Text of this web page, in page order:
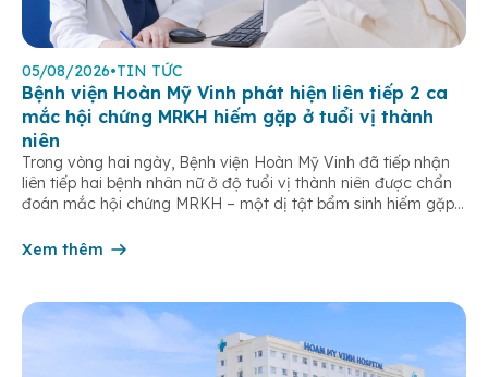
05/08/2026•TIN TỨC
Bệnh viện Hoàn Mỹ Vinh phát hiện liên tiếp 2 ca
mắc hội chứng MRKH hiếm gặp ở tuổi vị thành
niên
Trong vòng hai ngày, Bệnh viện Hoàn Mỹ Vinh đã tiếp nhận
liên tiếp hai bệnh nhân nữ ở độ tuổi vị thành niên được chẩn
đoán mắc hội chứng MRKH – một dị tật bẩm sinh hiếm gặp
tuổi dậy thì. […]
Xem thêm